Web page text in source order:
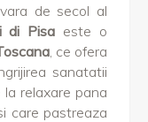
de secol al
di Pisa este o
, ce ofera
sanatatii
relaxare pana
care pastreaza